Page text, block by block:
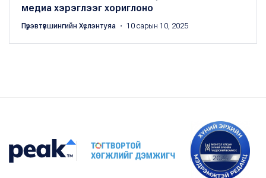
медиа хэрэглээг хориглоно
Пүрэвтүвшингийн Хүслэнтуяа ・ 10 сарын 10, 2025